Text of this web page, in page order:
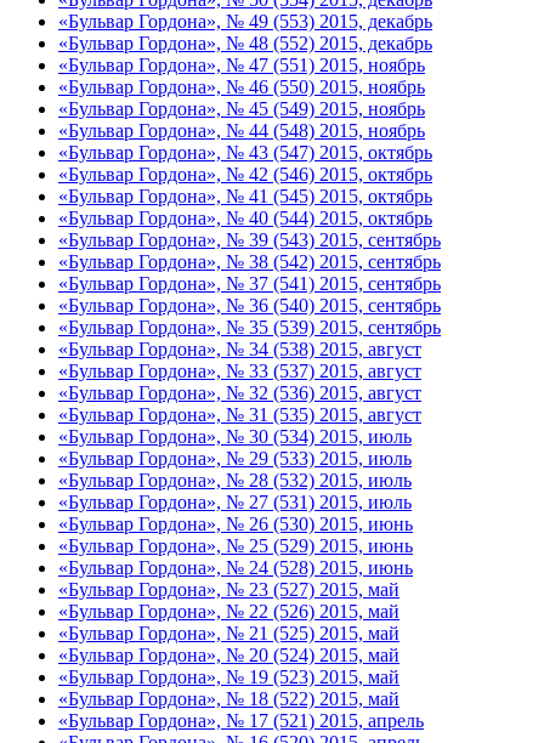
«Бульвар Гордона», № 49 (553) 2015, декабрь
«Бульвар Гордона», № 48 (552) 2015, декабрь
«Бульвар Гордона», № 47 (551) 2015, ноябрь
«Бульвар Гордона», № 46 (550) 2015, ноябрь
«Бульвар Гордона», № 45 (549) 2015, ноябрь
«Бульвар Гордона», № 44 (548) 2015, ноябрь
«Бульвар Гордона», № 43 (547) 2015, октябрь
«Бульвар Гордона», № 42 (546) 2015, октябрь
«Бульвар Гордона», № 41 (545) 2015, октябрь
«Бульвар Гордона», № 40 (544) 2015, октябрь
«Бульвар Гордона», № 39 (543) 2015, сентябрь
«Бульвар Гордона», № 38 (542) 2015, сентябрь
«Бульвар Гордона», № 37 (541) 2015, сентябрь
«Бульвар Гордона», № 36 (540) 2015, сентябрь
«Бульвар Гордона», № 35 (539) 2015, сентябрь
«Бульвар Гордона», № 34 (538) 2015, август
«Бульвар Гордона», № 33 (537) 2015, август
«Бульвар Гордона», № 32 (536) 2015, август
«Бульвар Гордона», № 31 (535) 2015, август
«Бульвар Гордона», № 30 (534) 2015, июль
«Бульвар Гордона», № 29 (533) 2015, июль
«Бульвар Гордона», № 28 (532) 2015, июль
«Бульвар Гордона», № 27 (531) 2015, июль
«Бульвар Гордона», № 26 (530) 2015, июнь
«Бульвар Гордона», № 25 (529) 2015, июнь
«Бульвар Гордона», № 24 (528) 2015, июнь
«Бульвар Гордона», № 23 (527) 2015, май
«Бульвар Гордона», № 22 (526) 2015, май
«Бульвар Гордона», № 21 (525) 2015, май
«Бульвар Гордона», № 20 (524) 2015, май
«Бульвар Гордона», № 19 (523) 2015, май
«Бульвар Гордона», № 18 (522) 2015, май
«Бульвар Гордона», № 17 (521) 2015, апрель